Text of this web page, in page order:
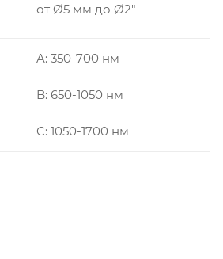
от Ø5 мм до Ø2"
A: 350-700 нм
B: 650-1050 нм
C: 1050-1700 нм